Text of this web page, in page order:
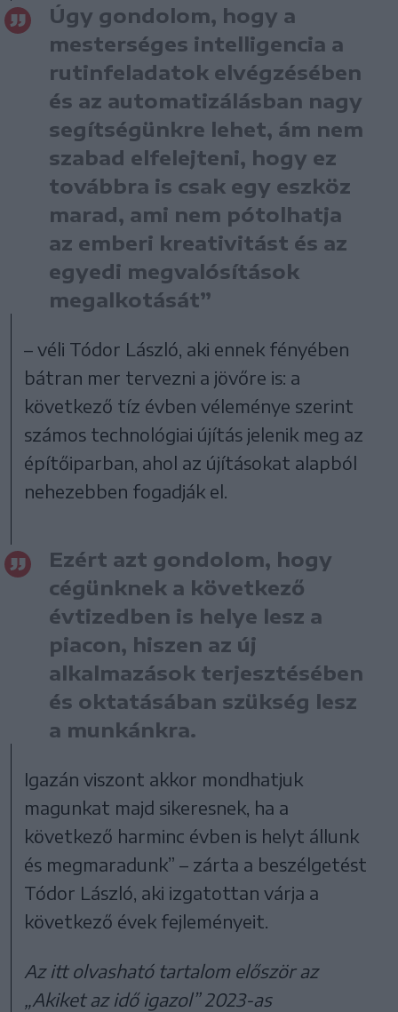
Úgy gondolom, hogy a
mesterséges intelligencia a
rutinfeladatok elvégzésében
és az automatizálásban nagy
segítségünkre lehet, ám nem
szabad elfelejteni, hogy ez
továbbra is csak egy eszköz
marad, ami nem pótolhatja
az emberi kreativitást és az
egyedi megvalósítások
megalkotását”
– véli Tódor László, aki ennek fényében
bátran mer tervezni a jövőre is: a
következő tíz évben véleménye szerint
számos technológiai újítás jelenik meg az
építőiparban, ahol az újításokat alapból
nehezebben fogadják el.
Ezért azt gondolom, hogy
cégünknek a következő
évtizedben is helye lesz a
piacon, hiszen az új
alkalmazások terjesztésében
és oktatásában szükség lesz
a munkánkra.
Igazán viszont akkor mondhatjuk
magunkat majd sikeresnek, ha a
következő harminc évben is helyt állunk
és megmaradunk” – zárta a beszélgetést
Tódor László, aki izgatottan várja a
következő évek fejleményeit.
Az itt olvasható tartalom először az
„Akiket az idő igazol” 2023-as